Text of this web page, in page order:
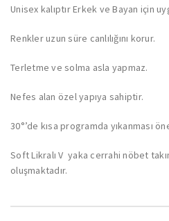
Unisex kalıptır Erkek ve Bayan için
Renkler uzun süre canlılığını korur.
Terletme ve solma asla yapmaz.
Nefes alan özel yapıya sahiptir.
30°’de kısa programda yıkanması
Soft Likralı V yaka cerrahi nöbet
oluşmaktadır.